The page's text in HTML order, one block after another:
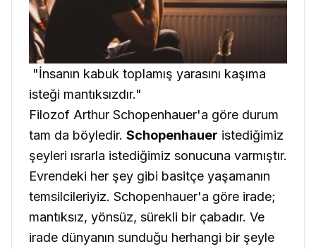
"İnsanın kabuk toplamış yarasını kaşıma
isteği mantıksızdır."
Filozof Arthur Schopenhauer'a göre durum
tam da böyledir. Schopenhauer istediğimiz
şeyleri ısrarla istediğimiz sonucuna varmıştır.
Evrendeki her şey gibi basitçe yaşamanın
temsilcileriyiz. Schopenhauer'a göre irade;
mantıksız, yönsüz, sürekli bir çabadır. Ve
irade dünyanın sunduğu herhangi bir şeyle